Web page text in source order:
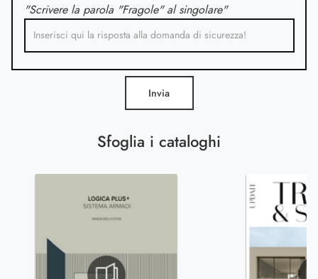
Sfoglia i cataloghi
"Scrivere la parola "Fragole" al singolare"
Invia